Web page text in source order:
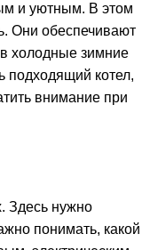
и уютным. В этом
Они обеспечивают
холодные зимние
подходящий котел,
внимание при
Здесь нужно
понимать, какой